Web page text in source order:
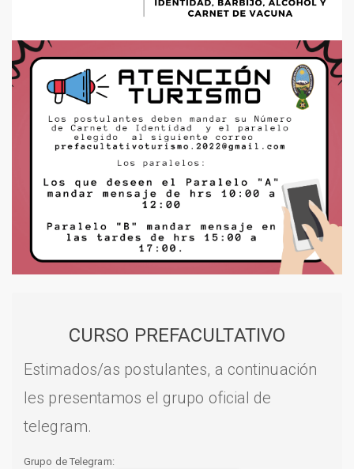
CURSO PREFACULTATIVO
Estimados/as postulantes, a continuación
les presentamos el grupo oficial de
telegram.
Grupo de Telegram: